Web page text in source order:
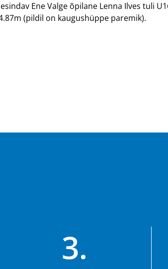
Ene Valge õpilane Lenna Ilves tuli
(pildil on kaugushüppe paremik).
3.